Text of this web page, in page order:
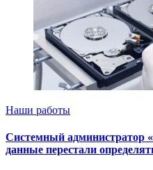
Наши работы
Системный администратор
данные перестали